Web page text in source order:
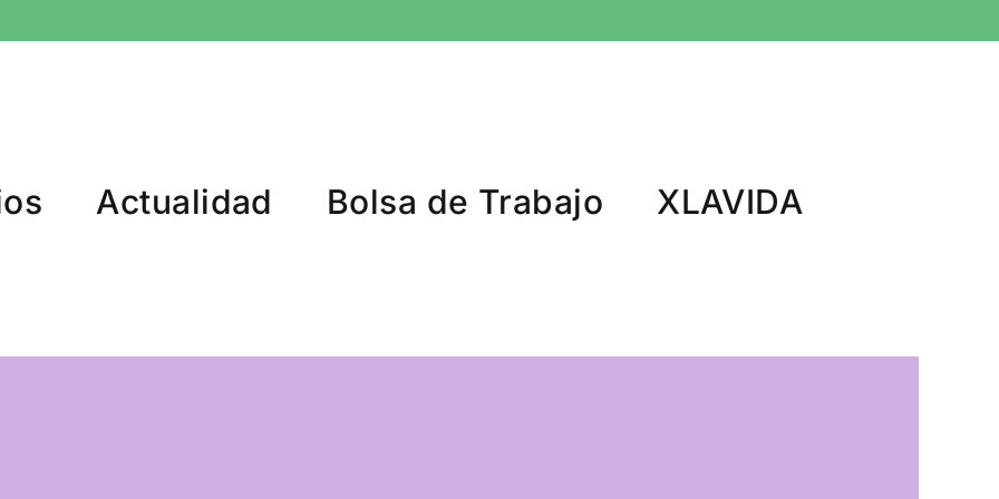
Actualidad Bolsa de Trabajo XLAVIDA